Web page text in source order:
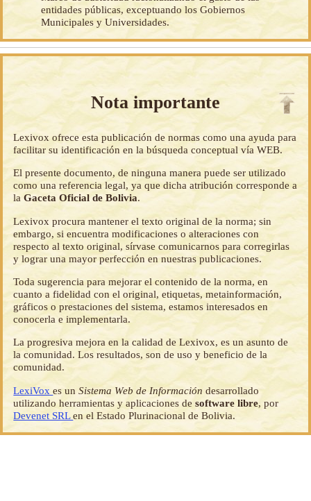
entidades públicas, exceptuando los Gobiernos
Municipales y Universidades.
Nota importante
Lexivox ofrece esta publicación de normas como una ayuda para
facilitar su identificación en la búsqueda conceptual vía WEB.
El presente documento, de ninguna manera puede ser utilizado
como una referencia legal, ya que dicha atribución corresponde a
laGaceta Oficial de Bolivia.
Lexivox procura mantener el texto original de la norma; sin
embargo, si encuentra modificaciones o alteraciones con
respecto al texto original, sírvase comunicarnos para corregirlas
y lograr una mayor perfección en nuestras publicaciones.
Toda sugerencia para mejorar el contenido de la norma, en
cuanto a fidelidad con el original, etiquetas, metainformación,
gráficos o prestaciones del sistema, estamos interesados en
conocerla e implementarla.
La progresiva mejora en la calidad de Lexivox, es un asunto de
la comunidad. Los resultados, son de uso y beneficio de la
comunidad.
LexiVoxes unSistema Web de Información desarrollado
utilizando herramientas y aplicaciones desoftware libre, por
Devenet SRLen el Estado Plurinacional de Bolivia.